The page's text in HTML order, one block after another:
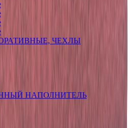
ЧЕХЛЫ
НАПОЛНИТЕЛЬ